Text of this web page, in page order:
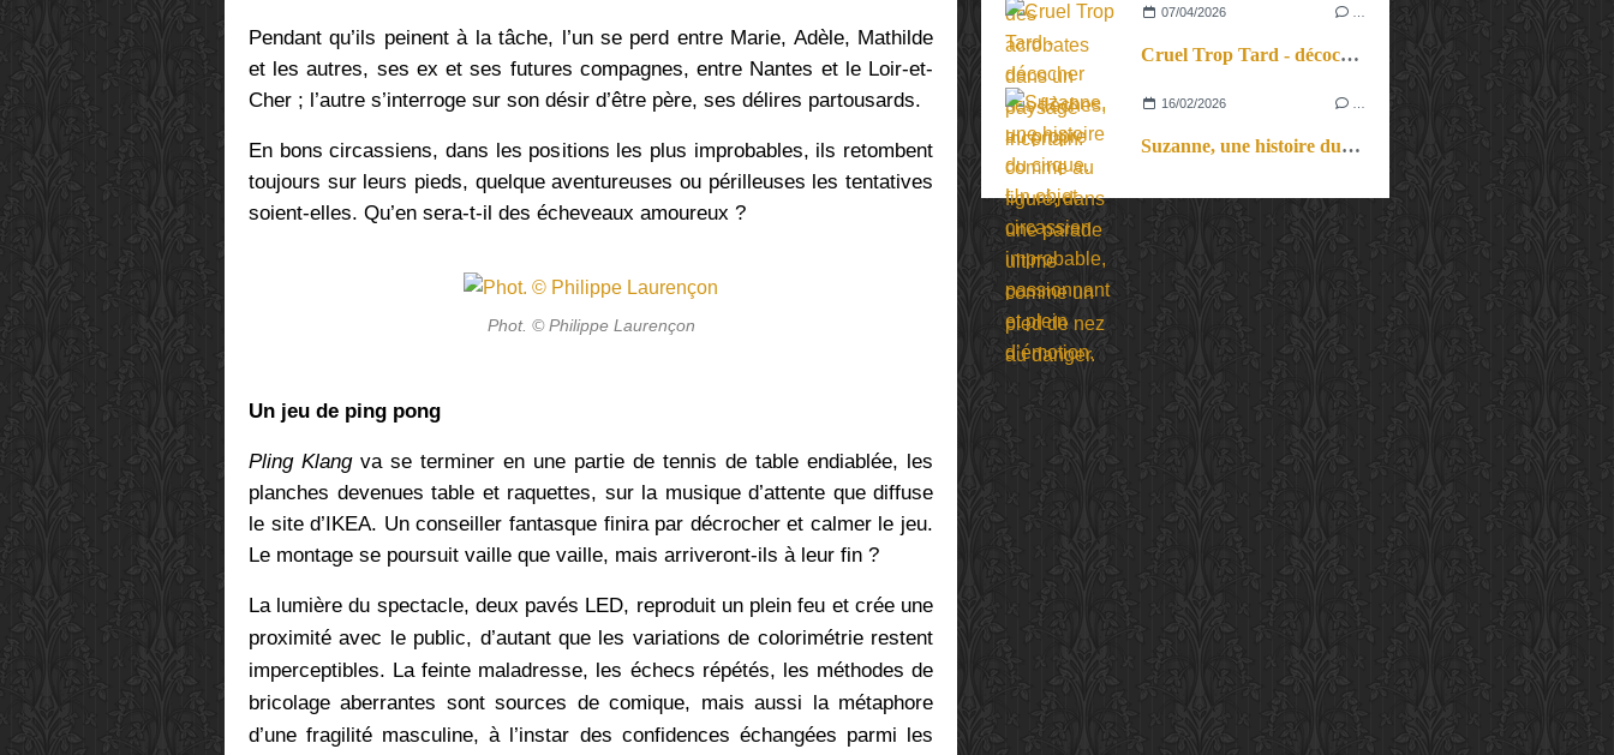
Pendant qu’ils peinent à la tâche, l’un se perd entre Marie, Adèle, Mathilde
et les autres, ses ex et ses futures compagnes, entre Nantes et le Loir-et-
Cher ; l’autre s’interroge sur son désir d’être père, ses délires partousards.
En bons circassiens, dans les positions les plus improbables, ils retombent
toujours sur leurs pieds, quelque aventureuses ou périlleuses les tentatives
soient-elles. Qu’en sera-t-il des écheveaux amoureux ?
Phot. © Philippe Laurençon
Un jeu de ping pong
Pling Klang va se terminer en une partie de tennis de table endiablée, les
planches devenues table et raquettes, sur la musique d’attente que diffuse
le site d’IKEA. Un conseiller fantasque finira par décrocher et calmer le jeu.
Le montage se poursuit vaille que vaille, mais arriveront-ils à leur fin ?
La lumière du spectacle, deux pavés LED, reproduit un plein feu et crée une
proximité avec le public, d’autant que les variations de colorimétrie restent
imperceptibles. La feinte maladresse, les échecs répétés, les méthodes de
bricolage aberrantes sont sources de comique, mais aussi la métaphore
d’une fragilité masculine, à l’instar des confidences échangées parmi les
07/04/2026
Cruel Trop Tard - décocher ses flèches, au propre comme au figuré, dans une parade ultime comme un pied de nez au danger.
16/02/2026
Suzanne, une histoire du cirque. Un objet circassien improbable, passionnant et plein d’émotion.